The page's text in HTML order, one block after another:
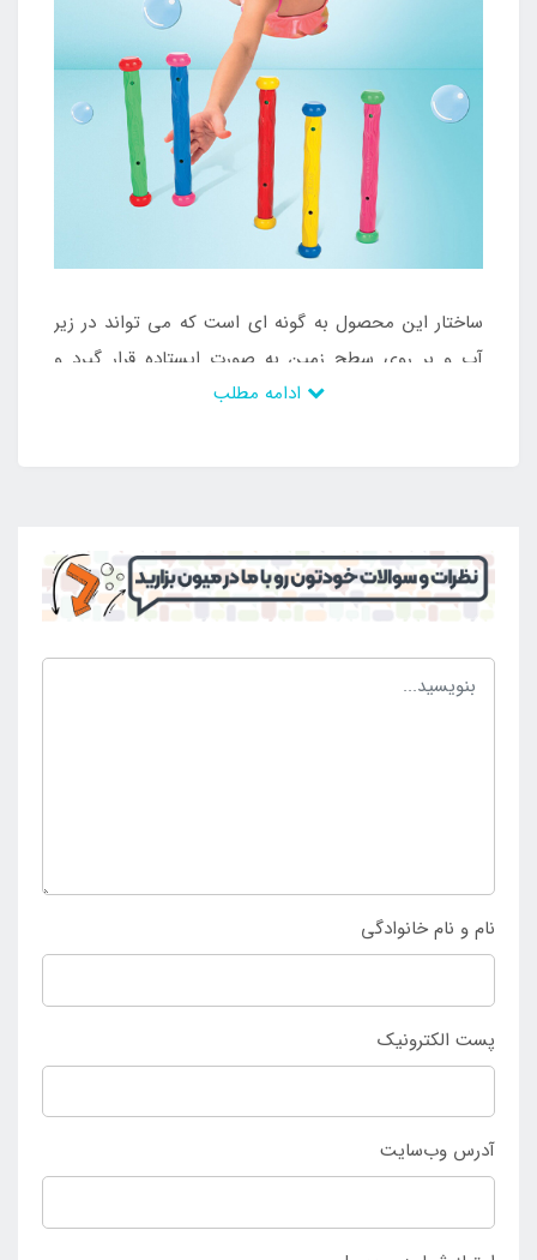
ساختار این محصول به گونه ای است که می تواند در زیر
آب و بر روی سطح زمین به صورت ایستاده قرار گیرد و
تکان نخورد و در نهایت موجب بازی کودکان شود. این نوع
جنس پلاستیک با کیفیت می باشد و قابلیت انعطاف دارد
افراد می توانند بدون محدودیت از آن استفاده کنند و در
لذت حضور در محیط های آبی را کسب نمایند. این
نام و نام خانوادگی
پست الکترونیک
آدرس وب‌سایت